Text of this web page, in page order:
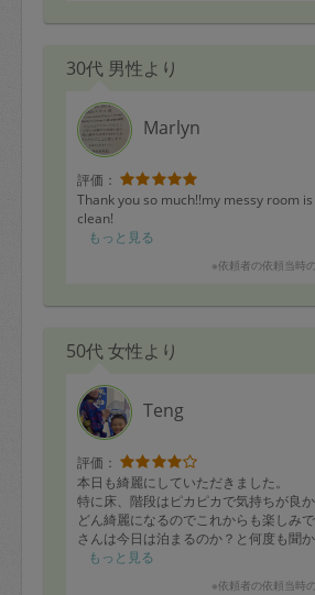
30代 男性より
Marlyn
評価：
Thank you so much!!my messy room
clean!
もっと見る
※依頼者の依頼当時
50代 女性より
Teng
評価：
本日も綺麗にしていただきました。
特に床、階段はピカピカで気持ちが良
どん綺麗になるのでこれからも楽しみ
さんは今日は泊まるのか？と何度も聞
です^_^
もっと見る
※依頼者の依頼当時